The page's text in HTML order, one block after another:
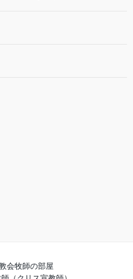
会牧師の部屋